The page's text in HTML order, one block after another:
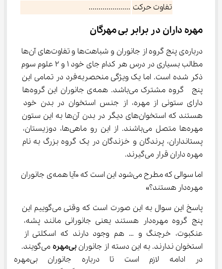
تفاوت حرکت .....................
مهره داران در برابر بی مهرگان
درباره‌ی پنج گروه از جانوران و شباهت‌ها و تفاوت‌های آن‌ها
مطالب بسیاری در درس هر کدام جای خود 1 و ۲ علوم سوم
ذکر شده است. اما یک ویژگی منحصر‌به‌فرد در تمامی این
پنج  گروه مشترک می‌باشد. همه‌ی جانوران این گروه‌ها
دارای ستونی از مهره، از جنس استخوان در بدن خود
هستند که استخوان‌های دیگر در بدن آن‌ها به این ستون
مهره‌ها متصل می‌باشند. از این رو ماهی‌ها، دوزیستان،
پستانداران، پرندگان و خزندگان در یک گروه بزرگ به نام
مهره داران قرار می‌گیرند.
اما سوالی که مطرح می‌شود این است که «آیا همه‌ی جانوران
مهره‌دار هستند؟»
پاسخ این سوال به این صورت است که وقتی می‌گوییم این
پنج گروه مهره‌دار هستند یعنی جانورانی مانند پشه،
عنکبوت، خرچنگ و … هم وجود دارند که اسکلتی از
استخوان ندارند. به این دسته از جانوران بی‌مهره
می‌گویند.
در ادامه لازم است تا